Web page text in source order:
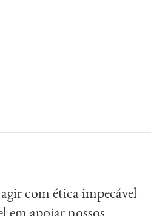
com ética impecável
em apoiar nossos